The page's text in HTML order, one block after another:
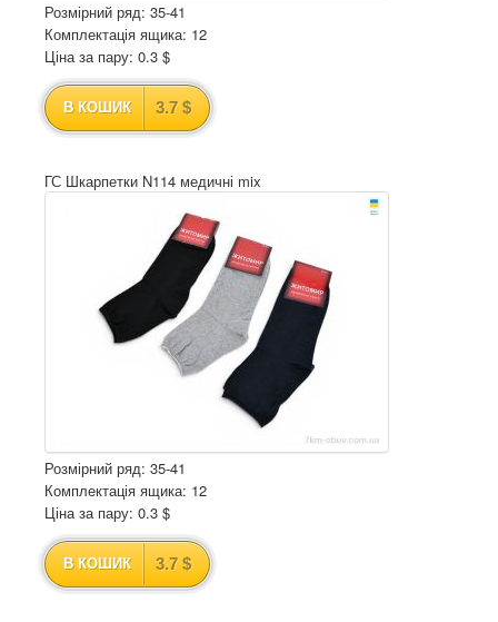
Розмірний ряд: 35-41
Комплектація ящика: 12
Ціна за пару: 0.3 $
В КОШИК 3.7 $
ГС Шкарпетки N114 медичні mix
Розмірний ряд: 35-41
Комплектація ящика: 12
Ціна за пару: 0.3 $
В КОШИК 3.7 $